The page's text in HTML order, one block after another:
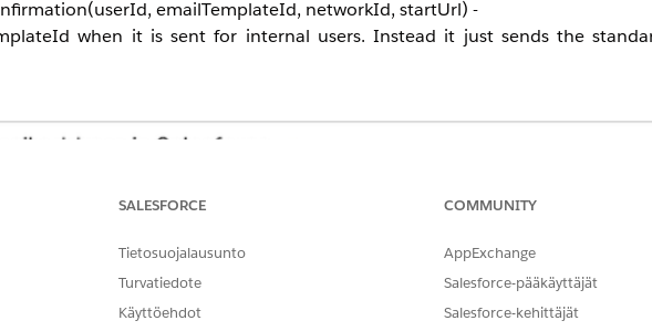
emailTemplateId, networkId, startUrl) -
when it is sent for internal users. Instead it just sends the
SALESFORCE
Tietosuojalausunto
Turvatiedote
Käyttöehdot
COMMUNITY
AppExchange
Salesforce-pääkäyttäjät
Salesforce-kehittäjät